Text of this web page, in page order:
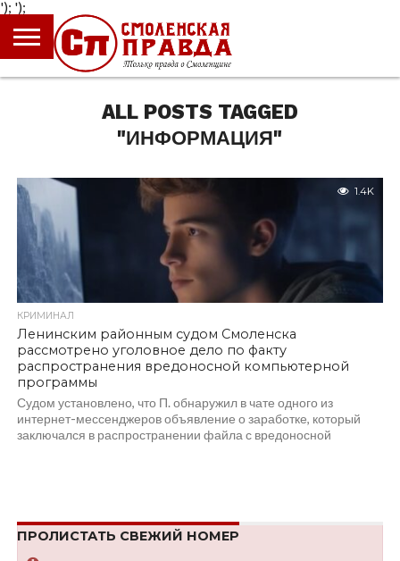
');
ГЛАВНАЯ
НОВОСТИ
ПРОИСШЕСТВИЯ
ПОЛИТИКА
КУЛЬТУРА
ЭКОНОМИКА
ОБЩЕСТВО
БЛОГИ
ALL POSTS TAGGED
"ИНФОРМАЦИЯ"
1.4K
КРИМИНАЛ
Ленинским районным судом Смоленска
рассмотрено уголовное дело по факту
распространения вредоносной компьютерной
программы
Судом установлено, что П. обнаружил в чате одного из
интернет-мессенджеров объявление о заработке, который
заключался в распространении файла с вредоносной
ПРОЛИСТАТЬ СВЕЖИЙ НОМЕР
');